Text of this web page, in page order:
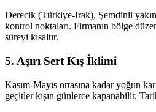
Derecik (Türkiye-Irak), Şemdinli
kontrol noktaları. Firmanın bölge
süreyi kısaltır.
5. Aşırı Sert Kış İklimi
Kasım-Mayıs ortasına kadar yoğun
geçitler kışın günlerce kapanabilir.